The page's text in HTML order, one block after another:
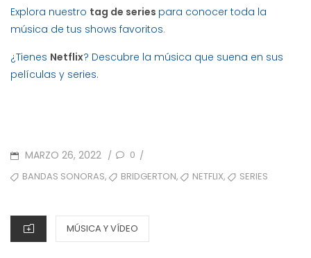
Explora nuestro tag de series para conocer toda la
música de tus shows favoritos.
¿Tienes Netflix? Descubre la música que suena en sus
películas y series.
POSTED
ON
MARZO 26, 2022 / 0 /
TAGSBANDAS SONORAS, BRIDGERTON, NETFLIX, SERIES
CATEGORIES
MÚSICA Y VÍDEO